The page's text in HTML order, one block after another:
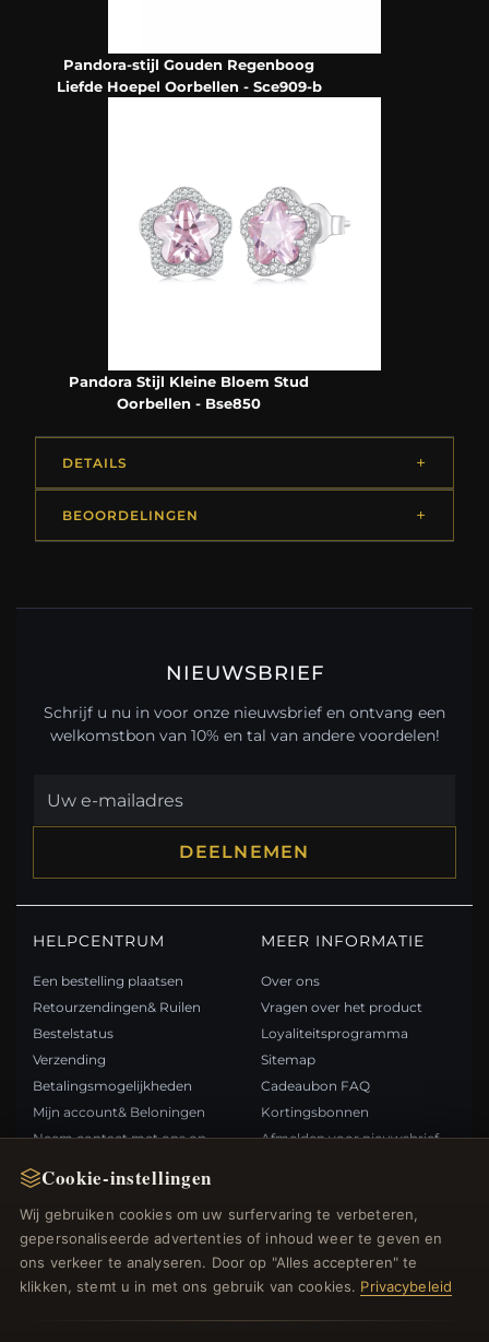
Cookie-instellingen
Wij gebruiken cookies om uw surfervaring te verbeteren,
gepersonaliseerde advertenties of inhoud weer te geven en
ons verkeer te analyseren. Door op "Alles accepteren" te
klikken, stemt u in met ons gebruik van cookies. Privacybeleid
Pandora-stijl Gouden Regenboog
Liefde Hoepel Oorbellen - Sce909-b
Pandora Stijl Kleine Bloem Stud
Oorbellen - Bse850
DETAILS
BEOORDELINGEN
NIEUWSBRIEF
Schrijf u nu in voor onze nieuwsbrief en ontvang een
welkomstbon van 10% en tal van andere voordelen!
DEELNEMEN
HELPCENTRUM
Een bestelling plaatsen
Retourzendingen& Ruilen
Bestelstatus
Verzending
Betalingsmogelijkheden
Mijn account& Beloningen
Neem contact met ons op
MEER INFORMATIE
Over ons
Vragen over het product
Loyaliteitsprogramma
Sitemap
Cadeaubon FAQ
Kortingsbonnen
Afmelden voor nieuwsbrief
Nieuwe producten
Specials
Blog
BETAALMETHODEN